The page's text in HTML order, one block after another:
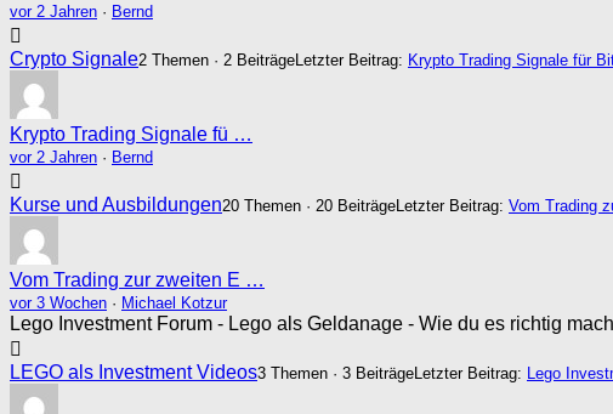
vor 2 Jahren · Bernd
Crypto Signale2 Themen · 2 BeiträgeLetzter Beitrag: Krypto Trading Signale für
Krypto Trading Signale fü …
vor 2 Jahren · Bernd
Kurse und Ausbildungen20 Themen · 20 BeiträgeLetzter Beitrag: Vom Trading
Vom Trading zur zweiten E …
vor 3 Wochen · Michael Kotzur
Lego Investment Forum - Lego als Geldanage - Wie du es richtig
LEGO als Investment Videos3 Themen · 3 BeiträgeLetzter Beitrag: Lego